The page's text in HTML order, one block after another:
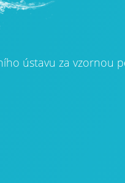
ústavu za vzornou